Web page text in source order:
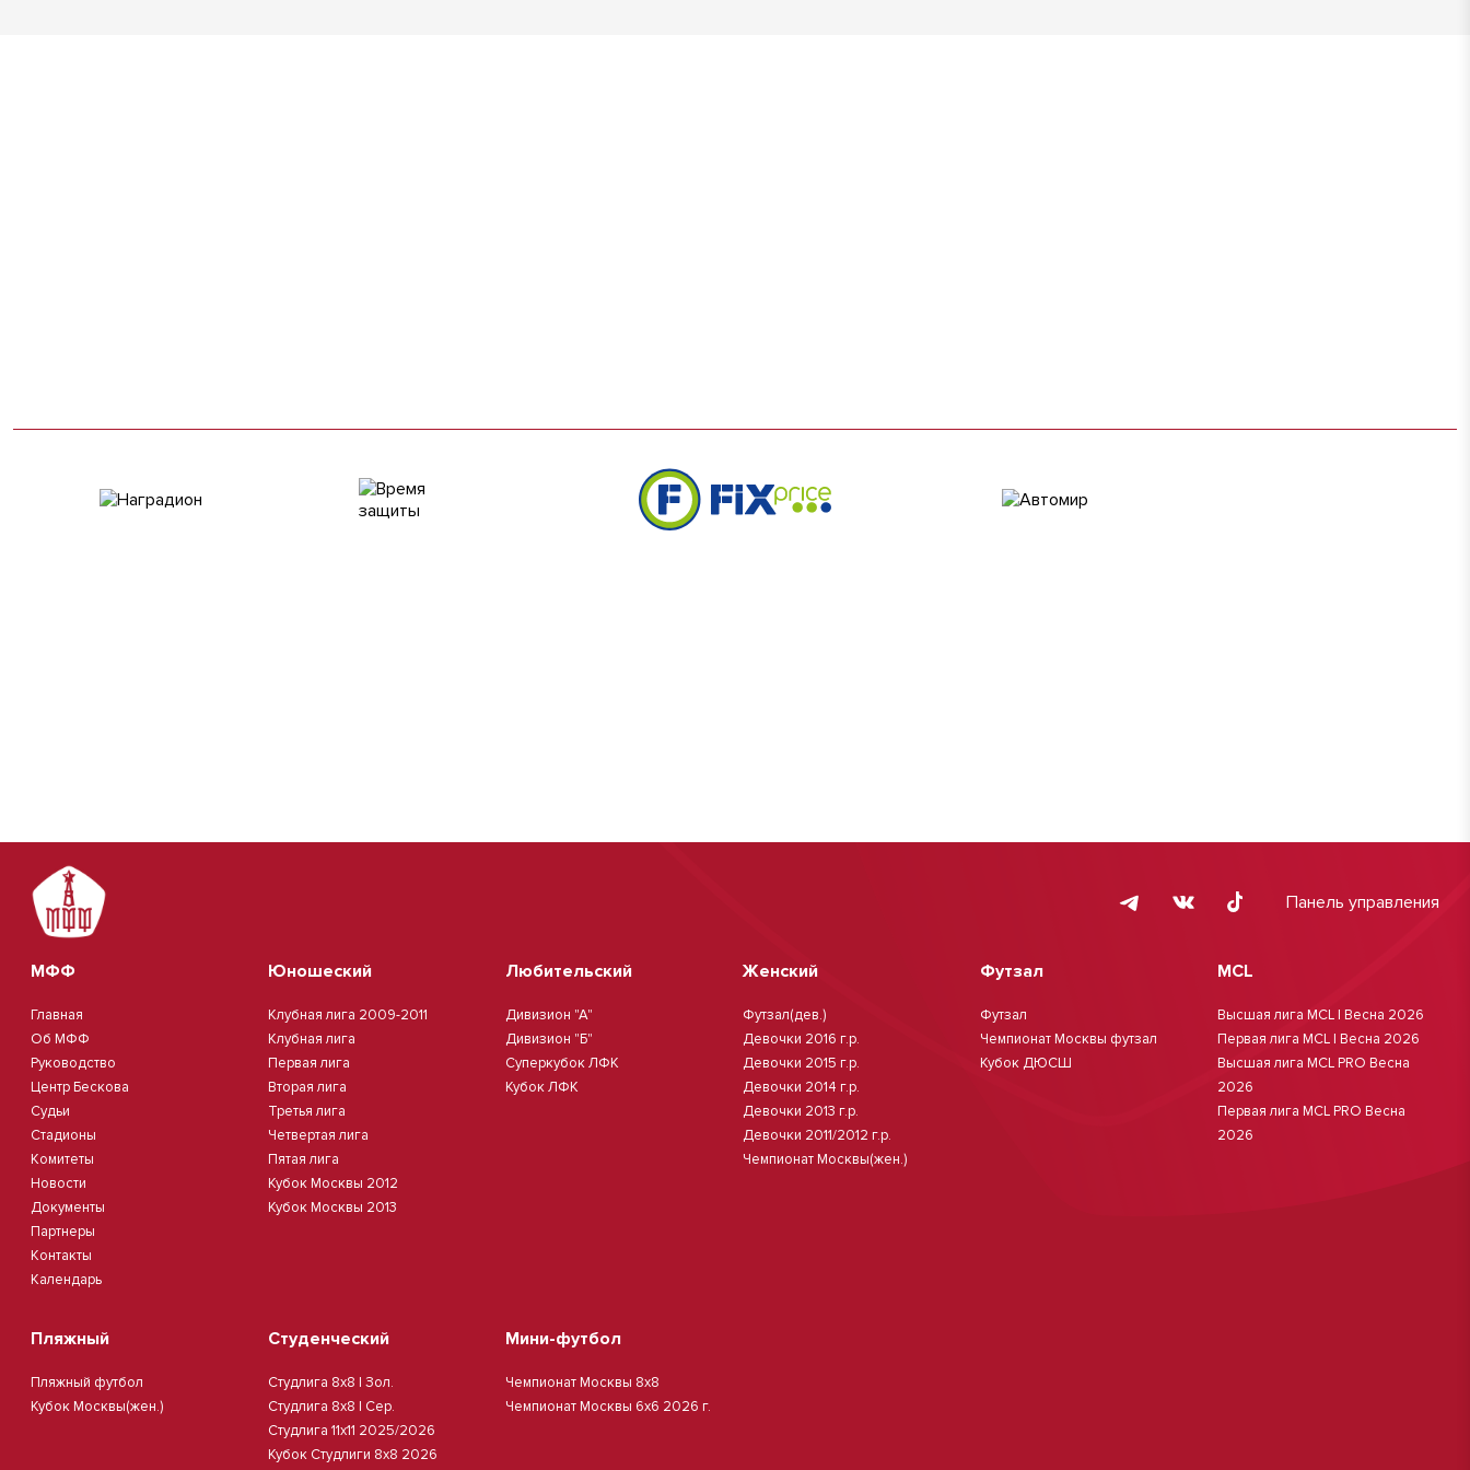
Панель управления
МФФ
Главная
Об МФФ
Руководство
Центр Бескова
Судьи
Стадионы
Комитеты
Новости
Документы
Партнеры
Контакты
Календарь
Юношеский
Клубная лига 2009-2011
Клубная лига
Первая лига
Вторая лига
Третья лига
Четвертая лига
Пятая лига
Кубок Москвы 2012
Кубок Москвы 2013
Любительский
Дивизион "А"
Дивизион "Б"
Суперкубок ЛФК
Кубок ЛФК
Женский
Футзал(дев.)
Девочки 2016 г.р.
Девочки 2015 г.р.
Девочки 2014 г.р.
Девочки 2013 г.р.
Девочки 2011/2012 г.р.
Чемпионат Москвы(жен.)
Футзал
Футзал
Чемпионат Москвы футзал
Кубок ДЮСШ
MCL
Высшая лига MCL | Весна 2026
Первая лига MCL | Весна 2026
Высшая лига MCL PRO Весна
2026
Первая лига MCL PRO Весна
2026
Пляжный
Пляжный футбол
Кубок Москвы(жен.)
Студенческий
Студлига 8х8 | Зол.
Студлига 8х8 | Сер.
Студлига 11х11 2025/2026
Кубок Студлиги 8х8 2026
Мини-футбол
Чемпионат Москвы 8х8
Чемпионат Москвы 6х6 2026 г.